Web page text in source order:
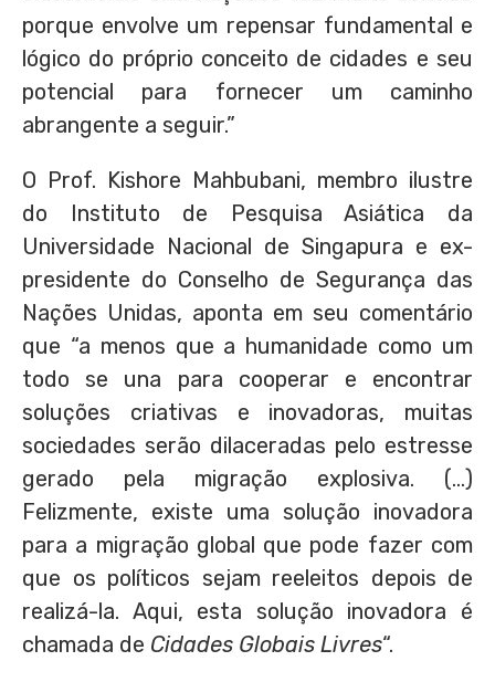
porque envolve um repensar fundamental e
lógico do próprio conceito de cidades e seu
potencial para fornecer um caminho
abrangente a seguir.”
O Prof. Kishore Mahbubani, membro ilustre
do Instituto de Pesquisa Asiática da
Universidade Nacional de Singapura e ex-
presidente do Conselho de Segurança das
Nações Unidas, aponta em seu comentário
que “a menos que a humanidade como um
todo se una para cooperar e encontrar
soluções criativas e inovadoras, muitas
sociedades serão dilaceradas pelo estresse
gerado pela migração explosiva. (…)
Felizmente, existe uma solução inovadora
para a migração global que pode fazer com
que os políticos sejam reeleitos depois de
realizá-la. Aqui, esta solução inovadora é
chamada de Cidades Globais Livres“.